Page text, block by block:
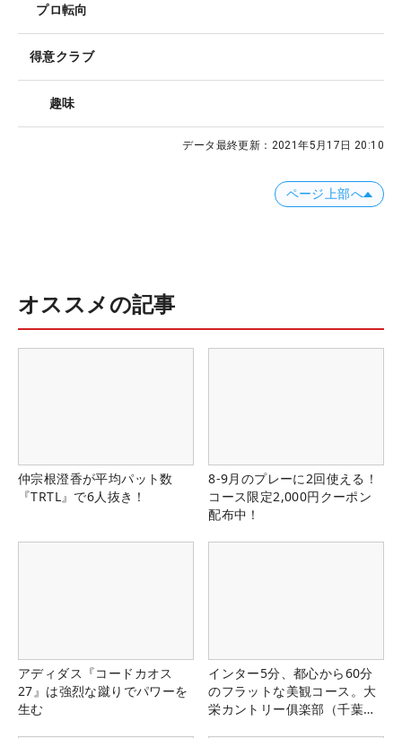
プロ転向
得意クラブ
趣味
データ最終更新： 2021年5月17日 20:10
ページ上部へ
オススメの記事
仲宗根澄香が平均パット数
『TRTL』で6人抜き！
8-9月のプレーに2回使える！
コース限定2,000円クーポン
配布中！
アディダス『コードカオス
27』は強烈な蹴りでパワーを
生む
インター5分、都心から60分
のフラットな美観コース。大
栄カントリー俱楽部（千葉